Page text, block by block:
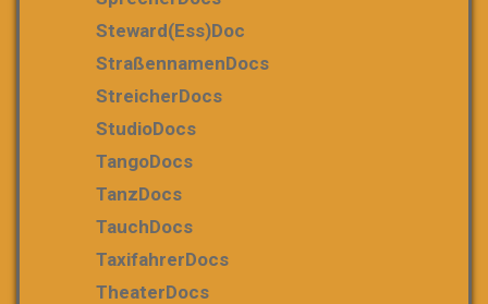
Steward(ess)Doc
StraßennamenDocs
StreicherDocs
StudioDocs
TangoDocs
TanzDocs
TauchDocs
TaxifahrerDocs
TheaterDocs